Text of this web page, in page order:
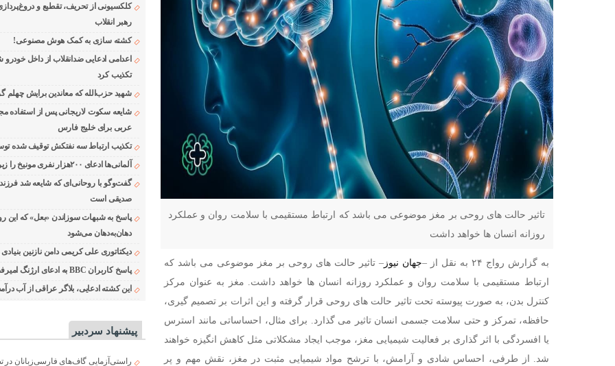
تاثیر حالت های روحی بر مغز موضوعی می باشد که ارتباط مستقیمی با سلامت روان و عملکرد
روزانه انسان ها خواهد داشت
به گزارش رواج ۲۴ به نقل از – جهان نیوز – تاثیر حالت های روحی بر مغز موضوعی می باشد که
ارتباط مستقیمی با سلامت روان و عملکرد روزانه انسان ها خواهد داشت. مغز به عنوان مرکز
کنترل بدن، به صورت پیوسته تحت تاثیر حالت ‌های روحی قرار گرفته و این اثرات بر تصمیم‌ گیری،
حافظه، تمرکز و حتی سلامت جسمی انسان تاثیر می گذارد. برای مثال، احساساتی مانند استرس
یا افسردگی با اثر گذاری بر فعالیت شیمیایی مغز، موجب ایجاد مشکلاتی مثل کاهش انگیزه خواهند
شد. از طرفی، احساس شادی و آرامش، با ترشح مواد شیمیایی مثبت در مغز، نقش مهم و پر
کلکسیونی از تحریف، تقطیع و
رهبر انقلاب
کشته سازی به کمک هوش مصنوعی!
اعدامی ادعایی ضدانقلاب از داخل خودرو
تکذیب کرد
شهید حزب‌الله که معاندین برایش چهلم
شایعه سکوت لاریجانی پس از استفاده
عربی برای خلیج فارس
تکذیب ارتباط سه نفتکش توقیف شده
آلمانی‌ها ادعای ۲۰۰هزار نفری مونیخ را زیر سوال بردند
گفت‌وگو با روحانی‌ای که شایعه شد
صدیقی است
پاسخ به شبهات سوزاندن «بعل» که این
دهان‌به‌دهان می‌شود
دیکتاتوری علی کریمی دامن نازنین
پاسخ کاربران BBC به ادعای ارژنگ امیرفضلی
این کشته ادعایی، بلاگر عراقی از آب
پیشنهاد سردبیر
راستی‌آزمایی گاف‌های فارسی‌زبانان در